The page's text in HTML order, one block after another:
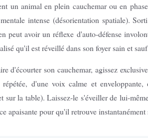
un animal en plein cauchemar ou en
intense (désorientation spatiale).
peut avoir un réflexe d'auto-défense
qu'il est réveillé dans son foyer sain et
d'écourter son cauchemar, agissez
d'une voix calme et
sur la table). Laissez-le s'éveiller de lui-
apaisante pour qu'il retrouve instantanément